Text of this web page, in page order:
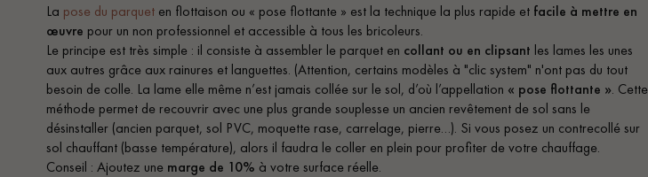
La pose du parquet en flottaison ou « pose flottante » est la technique la plus rapide et facile à mettre en
œuvre pour un non professionnel et accessible à tous les bricoleurs.
Le principe est très simple : il consiste à assembler le parquet en collant ou en clipsant les lames les unes
aux autres grâce aux rainures et languettes. (Attention, certains modèles à "clic system" n'ont pas du tout
besoin de colle. La lame elle même n’est jamais collée sur le sol, d’où l’appellation « pose flottante ». Cette
méthode permet de recouvrir avec une plus grande souplesse un ancien revêtement de sol sans le
désinstaller (ancien parquet, sol PVC, moquette rase, carrelage, pierre…). Si vous posez un contrecollé sur
sol chauffant (basse température), alors il faudra le coller en plein pour profiter de votre chauffage.
Conseil : Ajoutez une marge de 10% à votre surface réelle.